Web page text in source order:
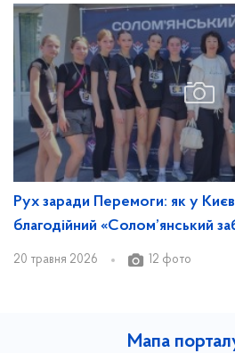
Рух заради Перемоги: як у
благодійний «Солом’янський
20 травня 2026 12 фото
Мапа